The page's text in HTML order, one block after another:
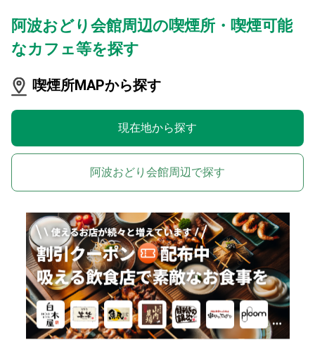
阿波おどり会館周辺の喫煙所・喫煙可能
なカフェ等を探す
喫煙所MAPから探す
現在地から探す
阿波おどり会館周辺で探す